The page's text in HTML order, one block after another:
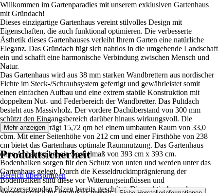
Willkommen im Gartenparadies mit unserem exklusiven Gartenhaus
mit Gründach!
Dieses einzigartige Gartenhaus vereint stilvolles Design mit
Eigenschaften, die auch funktional optimieren. Die verbesserte
Ästhetik dieses Gartenhauses verleiht Ihrem Garten eine natürliche
Eleganz. Das Gründach fügt sich nahtlos in die umgebende Landschaft
ein und schafft eine harmonische Verbindung zwischen Mensch und
Natur.
Das Gartenhaus wird aus 38 mm starken Wandbrettern aus nordischer
Fichte im Steck-/Schraubsystem gefertigt und gewährleistet somit
einen einfachen Aufbau und eine extrem stabile Konstruktion mit
doppeltem Nut- und Federbereich der Wandbretter. Das Pultdach
besteht aus Massivholz. Der vordere Dachüberstand von 300 mm
schützt den Eingangsbereich darüber hinaus wirkungsvoll. Die
Grundfläche beträgt 15,72 qm bei einem umbauten Raum von 33,0
cbm. Mit einer Seitenhöhe von 212 cm und einer Firsthöhe von 238
cm bietet das Gartenhaus optimale Raumnutzung. Das Gartenhaus
ohne Anbauten hat ein Sockelmaß von 393 cm x 393 cm.
Bodenbalken sorgen für den Schutz von unten und werden unter das
Gartenhaus gelegt. Durch die Kesseldruckimprägnierung der
Bodenbalken sind diese vor Witterungseinflüssen und
holzzersetzenden Pilzen bereits geschützt. Die praktische und
Mehr anzeigen
Produktsicherheit
Bereich überspringen